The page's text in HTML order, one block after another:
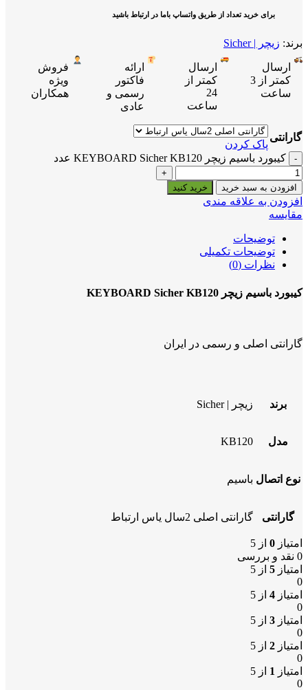
برای خرید تعداد از طریق واتساپ باما در ارتباط باشید
برند: زیچر | Sicher
ارسال
کمتر از 3
ساعت
ارسال
کمتر از
24
ساعت
ارائه
فاکتور
رسمی و
عادی
فروش
ویژه
همکاران
گارانتی
پاک کردن
کیبورد باسیم زیچر KEYBOARD Sicher KB120 عدد
افزودن به سبد خرید خرید کنید
افزودن به علاقه مندی
مقایسه
توضیحات
توضیحات تکمیلی
نظرات (0)
کیبورد باسیم زیچر KEYBOARD Sicher KB120
گارانتی اصلی و رسمی در ایران
برند زیچر | Sicher
مدل KB120
نوع اتصال باسیم
گارانتی گارانتی اصلی 2سال یاس ارتباط
امتیاز 0 از 5
0 نقد و بررسی
امتیاز 5 از 5
0
امتیاز 4 از 5
0
امتیاز 3 از 5
0
امتیاز 2 از 5
0
امتیاز 1 از 5
0